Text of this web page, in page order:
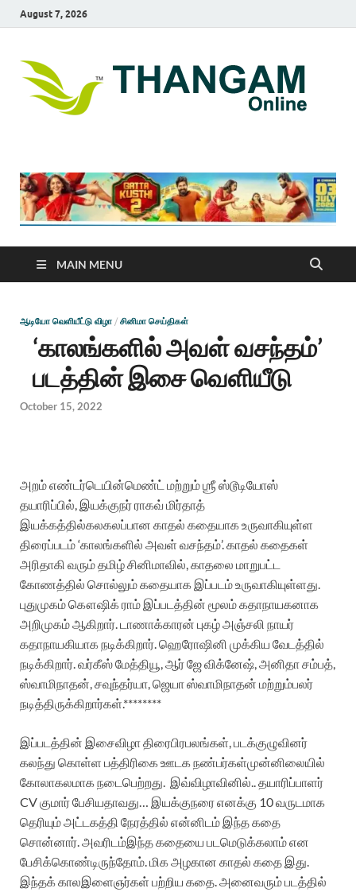
August 7, 2026
MAIN MENU
ஆடியோ வெளியீட்டு விழா / சினிமா செய்திகள்
‘காலங்களில் அவள் வசந்தம்’
படத்தின் இசை வெளியீடு
October 15, 2022
அறம்எண்டர்டெயின்மெண்ட் மற்றும்ஶ்ரீஸ்டூடியோஸ்
தயாரிப்பில் இயக்குநர்ராகவ் மிர்தாத்
இயக்கத்தில்கலகலப்பான காதல் கதையாகஉருவாகியுள்ள
திரைப்படம்‘காலங்களில் அவள் வசந்தம்’. காதல் கதைகள்
அரிதாகி வரும்தமிழ்சினிமாவில் காதலை மாறுபட்ட
கோணத்தில் சொல்லும்கதையாக இப்படம்உருவாகியுள்ளது
புதுமுகம்கௌஷிக்ராம் இப்படத்தின் மூலம்கதாநாயகனாக
அறிமுகம்ஆகிறார் டாணாக்காரன் புகழ்அஞ்சலி நாயர்
கதாநாயகியாகநடிக்கிறார் ஹெரோஷினி முக்கிய வேடத்தில்
நடிக்கிறார் வர்கீஸ்மேத்தியூ ஆர்ஜேவிக்னேஷ் அனிதாசம்பத்
ஸ்வாமிநாதன் சவுந்தர்யா ஜெயாஸ்வாமிநாதன் மற்றும்பலர்
நடித்திருக்கிறார்கள்.********
இப்படத்தின் இசைவிழாதிரைபிரபலங்கள் படக்குழுவினர்
கலந்து கொள்ள பத்திரிகைஊடகநண்பர்கள்முன்னிலையில்
கோலாகலமாகநடைபெற்றது இவ்விழாவினில் தயாரிப்பாளர்
CVகுமார்பேசியதாவது இயக்குநரைஎனக்கு 10வருடமாக
தெரியும்அட்டகத்தி நேரத்தில் என்னிடம் இந்தகதை
சொன்னார் அவரிடம்இந்தகதையை படமெடுக்கலாம்என
பேசிக்கொண்டிருந்தோம் மிகஅழகான காதல் கதை இது
இந்தக்காலஇளைஞர்கள் பற்றிய கதை அனைவரும்படத்தில்